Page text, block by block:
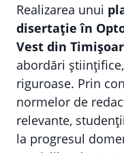
Realizarea unui
disertație în
Vest din
abordări
riguroase. Prin
normelor de
relevante,
la progresul